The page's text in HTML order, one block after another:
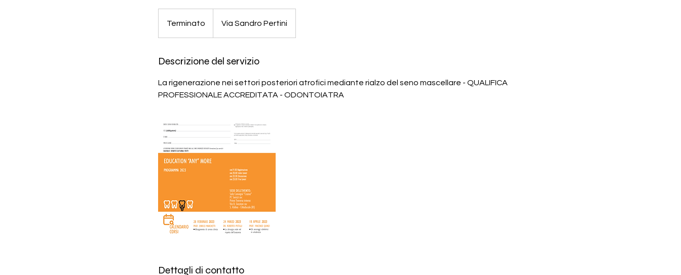
Terminato
m
n
a
Via Sandro Pertini
Descrizione del servizio
La rigenerazione nei settori posteriori atrofici mediante rialzo del seno mascellare - QUALIFICA
PROFESSIONALE ACCREDITATA - ODONTOIATRA
Dettagli di contatto